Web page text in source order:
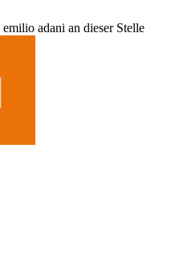
adani an dieser Stelle